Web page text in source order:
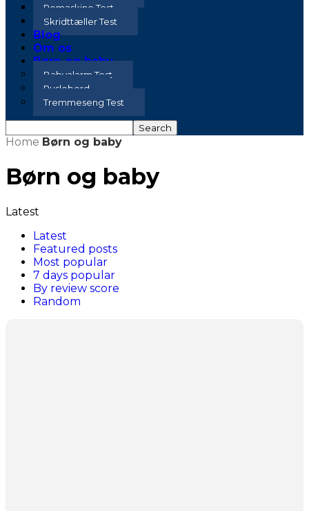
Romaskine Test
Skridttæller Test
Blog
Om os
Børn og baby
Babyalarm Test
Puslebord
Tremmeseng Test
Home Børn og baby
Børn og baby
Latest
Latest
Featured posts
Most popular
7 days popular
By review score
Random